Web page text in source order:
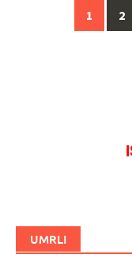
1 2
UMRLI